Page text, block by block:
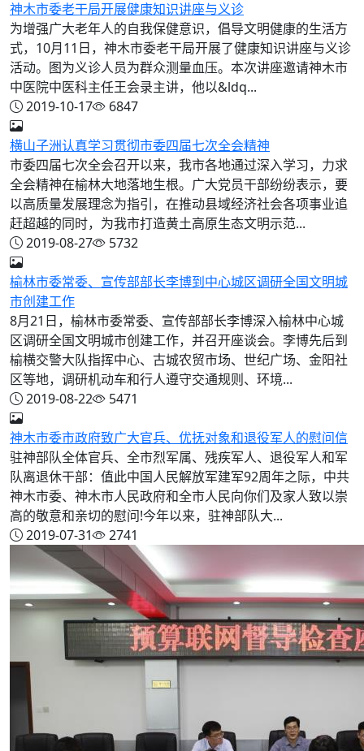
神木市委老干局开展健康知识讲座与义诊
为增强广大老年人的自我保健意识，倡导文明健康的生活方
式，10月11日，神木市委老干局开展了健康知识讲座与义诊
活动。图为义诊人员为群众测量血压。本次讲座邀请神木市
中医院中医科主任王会录主讲，他以&ldq...
2019-10-17
6847
横山子洲认真学习贯彻市委四届七次全会精神
市委四届七次全会召开以来，我市各地通过深入学习，力求
全会精神在榆林大地落地生根。广大党员干部纷纷表示，要
以高质量发展理念为指引，在推动县域经济社会各项事业追
赶超越的同时，为我市打造黄土高原生态文明示范...
2019-08-27
5732
榆林市委常委、宣传部部长李博到中心城区调研全国文明城
市创建工作
8月21日，榆林市委常委、宣传部部长李博深入榆林中心城
区调研全国文明城市创建工作，并召开座谈会。李博先后到
榆横交警大队指挥中心、古城农贸市场、世纪广场、金阳社
区等地，调研机动车和行人遵守交通规则、环境...
2019-08-22
5471
神木市委市政府致广大官兵、优抚对象和退役军人的慰问信
驻神部队全体官兵、全市烈军属、残疾军人、退役军人和军
队离退休干部：值此中国人民解放军建军92周年之际，中共
神木市委、神木市人民政府和全市人民向你们及家人致以崇
高的敬意和亲切的慰问!今年以来，驻神部队大...
2019-07-31
2741